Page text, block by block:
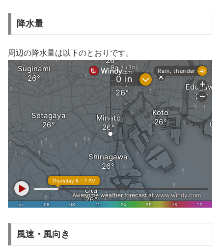
降水量
周辺の降水量は以下のとおりです。
風速・風向き